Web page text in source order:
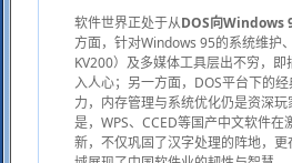
软件世界正处于从DOS向Windows
方面，针对Windows 95的系统维护
KV200）及多媒体工具层出不穷，
入人心；另一方面，DOS平台下的
力，内存管理与系统优化仍是资深
是，WPS、CCED等国产中文软件在
新，不仅巩固了汉字处理的阵地，